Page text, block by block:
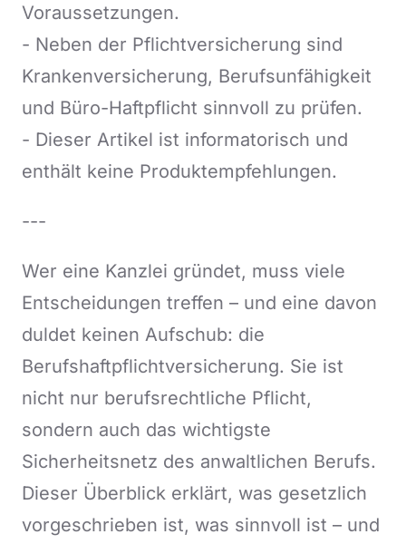
Voraussetzungen.
- Neben der Pflichtversicherung sind
Krankenversicherung, Berufsunfähigkeit
und Büro-Haftpflicht sinnvoll zu prüfen.
- Dieser Artikel ist informatorisch und
enthält keine Produktempfehlungen.
---
Wer eine Kanzlei gründet, muss viele
Entscheidungen treffen – und eine davon
duldet keinen Aufschub: die
Berufshaftpflichtversicherung. Sie ist
nicht nur berufsrechtliche Pflicht,
sondern auch das wichtigste
Sicherheitsnetz des anwaltlichen Berufs.
Dieser Überblick erklärt, was gesetzlich
vorgeschrieben ist, was sinnvoll ist – und